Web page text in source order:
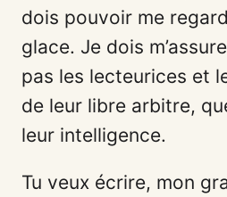
dois pouvoir me
glace. Je dois
pas les lecteurices et
de leur libre arbitre,
leur intelligence.
Tu veux écrire, mon